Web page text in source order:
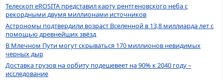
Телескоп eROSITA представил карту рентгеновского неба с
рекордными двумя миллионами источников
Астрономы подтвердили возраст Вселенной в 13,8 миллиарда лет с
помощью древнейших звёзд
В Млечном Пути могут скрываться 170 миллионов невидимых
черных дыр
Доставка грузов на орбиту подешевеет на 90% к 2040 году –
исследование